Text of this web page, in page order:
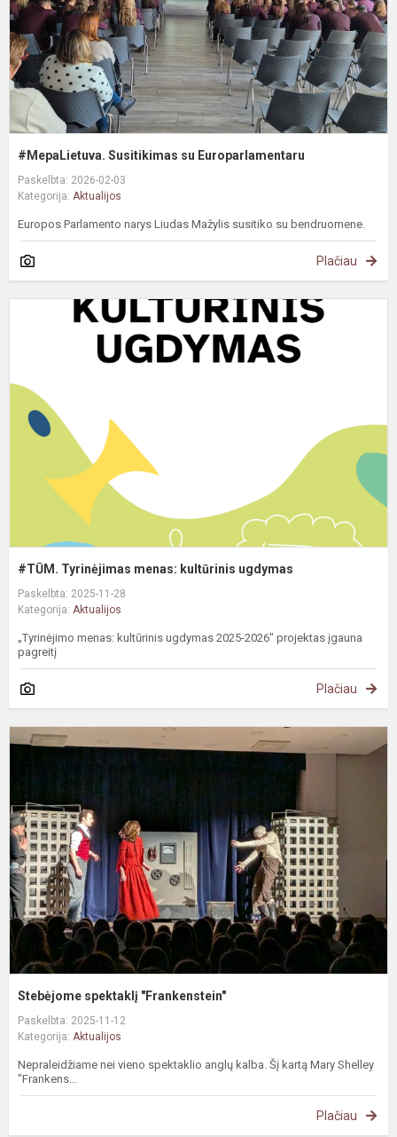
#MepaLietuva. Susitikimas su Europarlamentaru
Paskelbta: 2026-02-03
Kategorija: Aktualijos
Europos Parlamento narys Liudas Mažylis susitiko su bendruomene.
Plačiau
#TŪM. Tyrinėjimas menas: kultūrinis ugdymas
Paskelbta: 2025-11-28
Kategorija: Aktualijos
„Tyrinėjimo menas: kultūrinis ugdymas 2025-2026" projektas įgauna
pagreitį
Plačiau
Stebėjome spektaklį "Frankenstein"
Paskelbta: 2025-11-12
Kategorija: Aktualijos
Nepraleidžiame nei vieno spektaklio anglų kalba. Šį kartą Mary Shelley
"Frankens...
Plačiau